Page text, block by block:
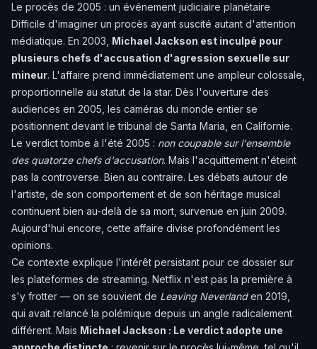
Le procès de 2005 : un événement judiciaire planétaire
Difficile d'imaginer un procès ayant suscité autant d'attention
médiatique. En 2003, Michael Jackson est inculpé pour
plusieurs chefs d'accusation d'agression sexuelle sur
mineur. L'affaire prend immédiatement une ampleur colossale,
proportionnelle au statut de la star. Dès l'ouverture des
audiences en 2005, les caméras du monde entier se
positionnent devant le tribunal de Santa Maria, en Californie.
Le verdict tombe à l'été 2005 : non coupable sur l'ensemble
des quatorze chefs d'accusation. Mais l'acquittement n'éteint
pas la controverse. Bien au contraire. Les débats autour de
l'artiste, de son comportement et de son héritage musical
continuent bien au-delà de sa mort, survenue en juin 2009.
Aujourd'hui encore, cette affaire divise profondément les
opinions.
Ce contexte explique l'intérêt persistant pour ce dossier sur
les plateformes de streaming. Netflix n'est pas la première à
s'y frotter — on se souvient de Leaving Neverlanden 2019,
qui avait relancé la polémique depuis un angle radicalement
différent. Mais Michael Jackson : Le verdict adopte une